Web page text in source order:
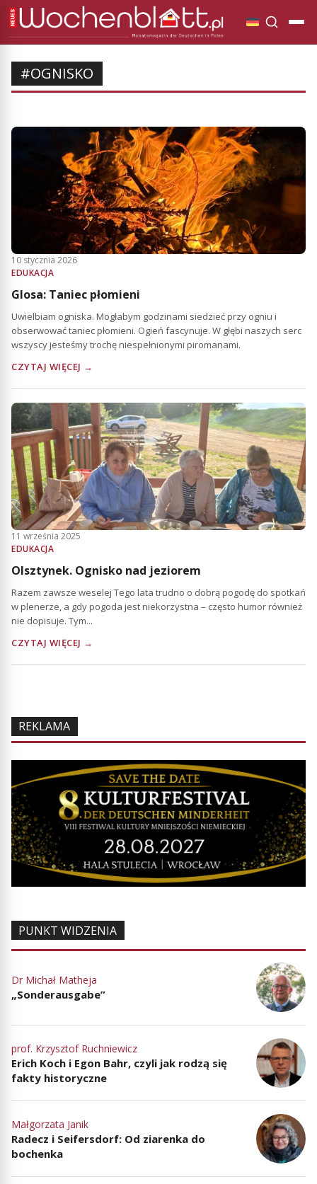
#OGNISKO
10 stycznia 2026
EDUKACJA
Glosa: Taniec płomieni
Uwielbiam ogniska. Mogłabym godzinami siedzieć przy ogniu i
obserwować taniec płomieni. Ogień fascynuje. W głębi naszych serc
wszyscy jesteśmy trochę niespełnionymi piromanami.
CZYTAJ WIĘCEJ →
11 września 2025
EDUKACJA
Olsztynek. Ognisko nad jeziorem
Razem zawsze weselej Tego lata trudno o dobrą pogodę do spotkań
w plenerze, a gdy pogoda jest niekorzystna – często humor również
nie dopisuje. Tym...
CZYTAJ WIĘCEJ →
REKLAMA
PUNKT WIDZENIA
Dr Michał Matheja
„Sonderausgabe”
prof. Krzysztof Ruchniewicz
Erich Koch i Egon Bahr, czyli jak rodzą się
fakty historyczne
Małgorzata Janik
Radecz i Seifersdorf: Od ziarenka do
bochenka